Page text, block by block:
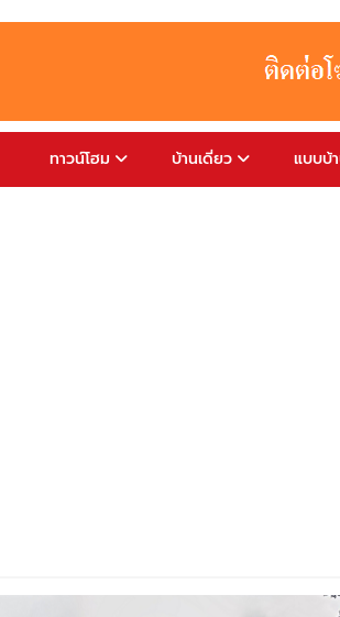
ทาวน์โฮม บ้านเดี่ยว แบบบ้